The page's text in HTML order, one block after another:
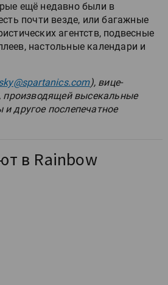
ещё недавно были в
почти везде, или багажные
агентств, подвесные
настольные календари и
), вице-
производящей высекальные
другое послепечатное
в Rainbow